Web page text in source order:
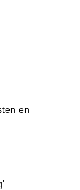
en